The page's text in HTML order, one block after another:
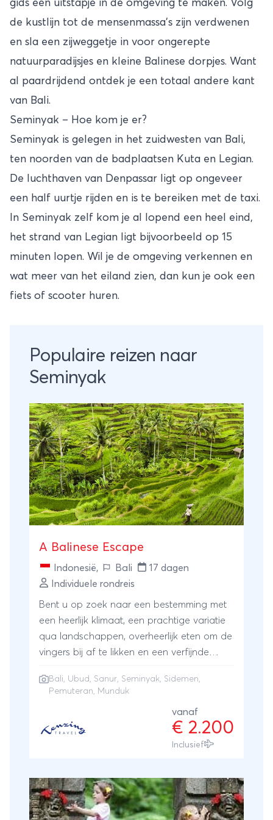
gids een uitstapje in de omgeving te maken. Volg
de kustlijn tot de mensenmassa’s zijn verdwenen
en sla een zijweggetje in voor ongerepte
natuurparadijsjes en kleine Balinese dorpjes. Want
al paardrijdend ontdek je een totaal andere kant
van Bali.
Seminyak – Hoe kom je er?
Seminyak is gelegen in het zuidwesten van Bali,
ten noorden van de badplaatsen Kuta en Legian.
De luchthaven van Denpassar ligt op ongeveer
een half uurtje rijden en is te bereiken met de taxi.
In Seminyak zelf kom je al lopend een heel eind,
het strand van Legian ligt bijvoorbeeld op 15
minuten lopen. Wil je de omgeving verkennen en
wat meer van het eiland zien, dan kun je ook een
fiets of scooter huren.
Populaire reizen naar
Seminyak
A Balinese Escape
Indonesië, Bali
17 dagen
Individuele rondreis
Bent u op zoek naar een bestemming met
een heerlijk klimaat, een prachtige variatie
qua landschappen, overheerlijk eten om de
vingers bij af te likken en een verfijnde
sfeer en unieke activiteiten dragen al jaren
wordt ook wel ‘Het Eiland der Goden’
genoemd; deze worden overal vereerd met
sierlijke tempels en kleurrijke offers die
Na een ontspannen start in de trendy
badplaats Seminyak neemt deze reis u
vervolgens mee naar de authentieke,
Bali Ubud Sanur Seminyak Sidemen
Pemuteran, Munduk
vanaf
€ 2.200
Inclusief